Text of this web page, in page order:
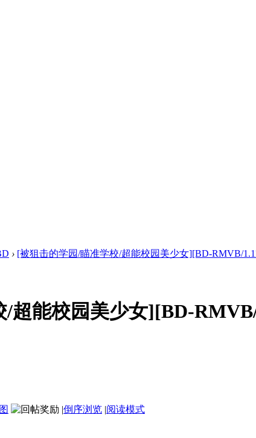
› [被狙击的学园/瞄准学校/超能校园美少女][BD-RMVB/
超能校园美少女][BD-
|倒序浏览 |阅读模式